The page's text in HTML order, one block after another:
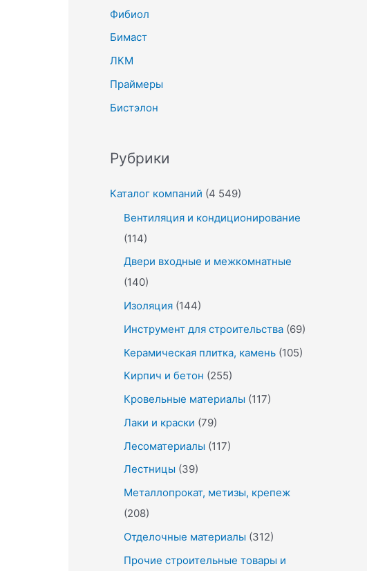
Фибиол
Бимаст
ЛКМ
Праймеры
Бистэлон
Рубрики
Каталог компаний (4 549)
Вентиляция и кондиционирование
(114)
Двери входные и межкомнатные
(140)
Изоляция (144)
Инструмент для строительства (69)
Керамическая плитка, камень (105)
Кирпич и бетон (255)
Кровельные материалы (117)
Лаки и краски (79)
Лесоматериалы (117)
Лестницы (39)
Металлопрокат, метизы, крепеж
(208)
Отделочные материалы (312)
Прочие строительные товары и